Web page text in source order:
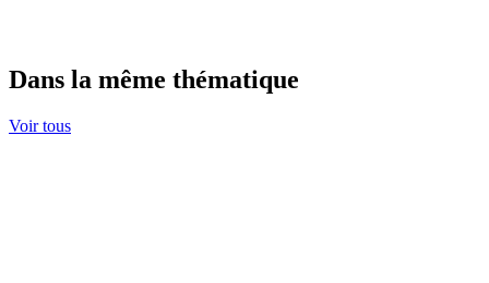
Dans la même thématique
Voir tous